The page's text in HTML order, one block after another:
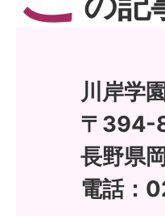
川岸学
〒394-
長野県
電話：